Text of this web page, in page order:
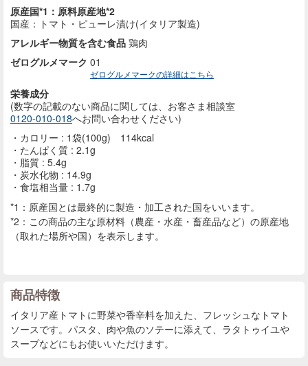
原産国*1：原料原産地*2
国産：トマト・ピューレ漬け(イタリア製造)
アレルギー物質を含む食品 鶏肉
ゼログルメマーク 01
ゼログルメマークの詳細はこちら
栄養成分
(数字の記載のない商品に関しては、お客さま相談室
0120-010-018へお問い合わせください)
カロリー : 1袋(100g) 114kcal
たんぱく質 : 2.1g
脂質 : 5.4g
炭水化物 : 14.9g
食塩相当量 : 1.7g
*1：原産国とは最終的に製造・加工された国をいいます。
*2：この商品の主な原材料（農産・水産・畜産品など）の原産地
（取れた場所や国）を表示します。
商品特徴
イタリア産トマトに野菜や香辛料を加えた、フレッシュなトマト
ソースです。パスタ、肉や魚のソテーに添えて、ラタトゥイユや
スープなどにもお使いいただけます。